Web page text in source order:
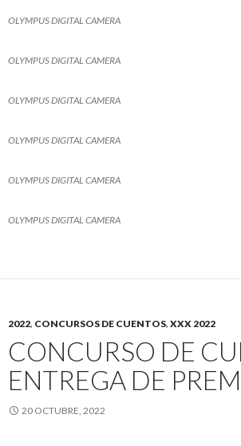
OLYMPUS DIGITAL CAMERA
OLYMPUS DIGITAL CAMERA
OLYMPUS DIGITAL CAMERA
OLYMPUS DIGITAL CAMERA
OLYMPUS DIGITAL CAMERA
OLYMPUS DIGITAL CAMERA
2022, CONCURSOS DE CUENTOS, XXX 2022
CONCURSO DE
ENTREGA DE
20 OCTUBRE, 2022